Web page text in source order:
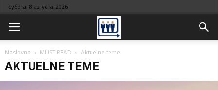
субота, 8 августа, 2026
Naslovna MUST READ Aktuelne teme
AKTUELNE TEME